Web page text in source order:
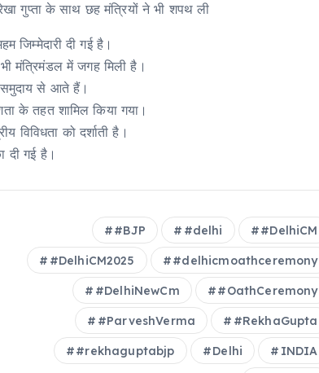
गुप्ता के साथ छह मंत्रियों ने भी शपथ ली
जिम्मेदारी दी गई है।
मंत्रिमंडल में जगह मिली है।
समुदाय से आते हैं।
के तहत शामिल किया गया।
विविधता को दर्शाती है।
दी गई है।
#BJP #delhi #DelhiCM
#DelhiCM2025 #delhicmoathceremony
#DelhiNewCm #OathCeremony
#ParveshVerma #RekhaGupta
#rekhaguptabjp Delhi INDIA